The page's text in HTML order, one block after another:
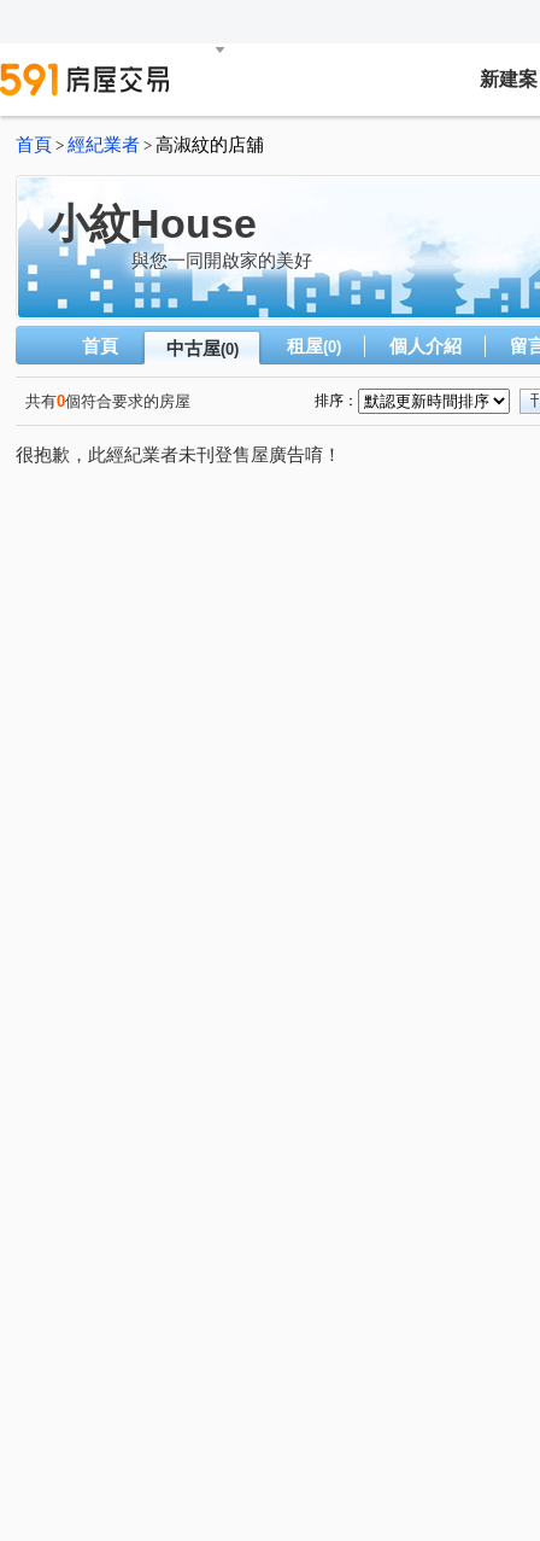
新建案
首頁 > 經紀業者 > 高淑紋的店舖
小紋House
與您一同開啟家的美好
首頁 中古屋(0) 租屋(0) 個人介紹 留
共有0個符合要求的房屋 排序：
很抱歉，此經紀業者未刊登售屋廣告唷！